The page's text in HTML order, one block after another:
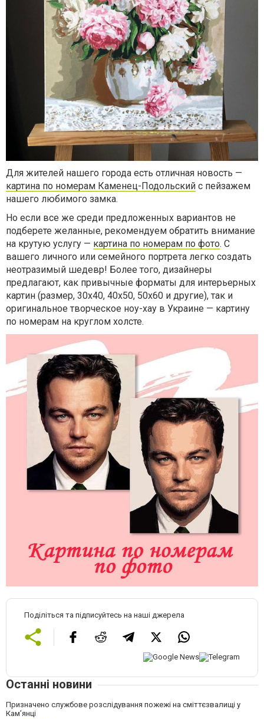
Для жителей нашего города есть отличная новость —
картина по номерам Каменец-Подольский с пейзажем
нашего любимого замка.
Но если все же среди предложенных вариантов не
подберете желанные, рекомендуем обратить внимание
на крутую услугу — картина по номерам по фото. С
вашего личного или семейного портрета легко создать
неотразимый шедевр! Более того, дизайнеры
предлагают, как привычные форматы для интерьерных
картин (размер, 30х40, 40х50, 50х60 и другие), так и
оригинальное творческое ноу-хау в Украине — картину
по номерам на круглом холсте.
Поділіться та підписуйтесь на наші джерела
Останні новини
Призначено службове розслідування пожежі на сміттєзвалищі у
Кам’янці